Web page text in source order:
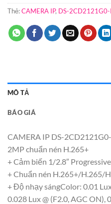
Thẻ:CAMERA IP, DS-2CD2121G0-I
MÔ TẢ
BÁO GIÁ
CAMERA IP DS-
2MP chuẩn nén H.265+
+ Cảm biến 1/2.8″
+ Chuẩn nén H.265+/H.265/
+ Độ nhạy sángColor: 0.01
0.028 Lux @ (F2.0, AGC ON),